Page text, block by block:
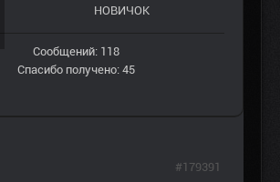
НОВИЧОК
Сообщений: 118
Спасибо получено: 45
#179391